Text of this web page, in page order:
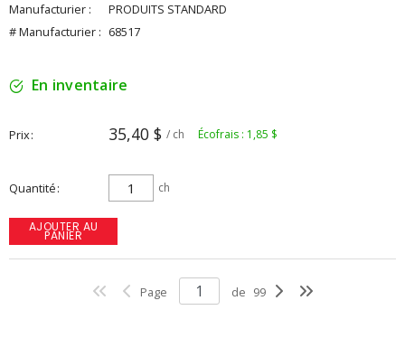
Manufacturier :
PRODUITS STANDARD
# Manufacturier : 68517
En inventaire
Prix 35,40 $ / ch Écofrais : 1,85 $
Quantité ch
AJOUTER AU
PANIER
Page de 99